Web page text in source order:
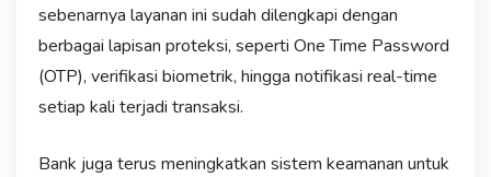
sebenarnya layanan ini sudah dilengkapi dengan
berbagai lapisan proteksi, seperti One Time Password
(OTP), verifikasi biometrik, hingga notifikasi real-time
setiap kali terjadi transaksi.
Bank juga terus meningkatkan sistem keamanan untuk